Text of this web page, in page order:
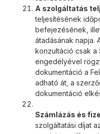
A szolgáltatás
teljesítésének
befejezésének,
átadásának napja.
konzultáció csak a
engedélyével
dokumentáció a
adható át, a
dokumentáció
Számlázás és
szolgáltatási díjat